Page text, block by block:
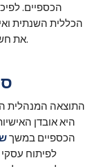
הכספיים.
הכללית השנתית
את חשיפת החברה לקנסות בגין טעות ניהולית קטנה.
התוצאה המנהלית
היא אובדן
הכספיים במשך
לפיתוח